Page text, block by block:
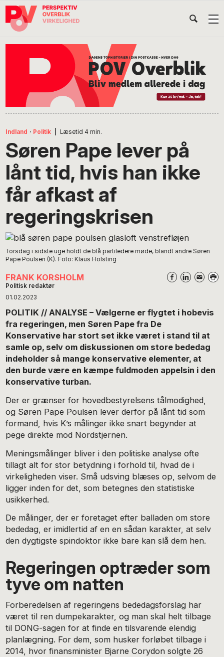
Gå
direkte
Skip
indhold
Gå
direkte
Indland · Politik Læsetid 4 min.
Søren Pape lever på
lånt tid, hvis han ikke
får afkast af
regeringskrisen
Torsdag i sidste uge holdt de blå partiledere møde, blandt andre Søren
Pape Poulsen (K). Foto: Klaus Holsting
FRANK KORSHOLM
Politisk redaktør
01.02.2023
POLITIK // ANALYSE – Vælgerne er flygtet i hobevis
fra regeringen, men Søren Pape fra De
Konservative har stort set ikke været i stand til at
samle op, selv om diskussionen om store bededag
indeholder så mange konservative elementer, at
den burde være en kæmpe fuldmoden appelsin i den
konservative turban.
Der er grænser for hovedbestyrelsens tålmodighed,
og Søren Pape Poulsen lever derfor på lånt tid som
formand, hvis K’s målinger ikke snart begynder at
pege direkte mod Nordstjernen.
Meningsmålinger bliver i den politiske analyse ofte
tillagt alt for stor betydning i forhold til, hvad de i
virkeligheden viser. Små udsving blæses op, selvom de
ligger inden for det, som betegnes den statistiske
usikkerhed.
De målinger, der er foretaget efter balladen om store
bededag, er imidlertid af en en sådan karakter, at selv
den dygtigste spindoktor ikke bare kan slå dem hen.
Regeringen optræder som
tyve om natten
Forberedelsen af regeringens bededagsforslag har
været til ren dumpekarakter, og man skal helt tilbage
til DONG-sagen for at finde en tilsvarende elendig
planlægning. For dem, som husker forløbet tilbage i
2014, hvor finansminister Bjarne Corydon solgte 26